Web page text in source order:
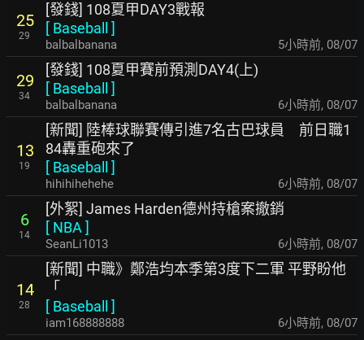
25
29
[發錢] 108夏甲DAY3戰報
[ Baseball ]
balbalbanana 5小時前, 08/07
29
34
[發錢] 108夏甲賽前預測DAY4(上)
[ Baseball ]
balbalbanana 6小時前, 08/07
13
19
[新聞] 陸棒球聯賽傳引進7名古巴球員 前日職1
84轟重砲來了
[ Baseball ]
hihihihehehe 6小時前, 08/07
6
14
[外絮] James Harden德州持槍案撤銷
[ NBA ]
SeanLi1013 6小時前, 08/07
14
28
[新聞] 中職》鄭浩均本季第3度下二軍 平野盼他
「
[ Baseball ]
iam168888888 6小時前, 08/07